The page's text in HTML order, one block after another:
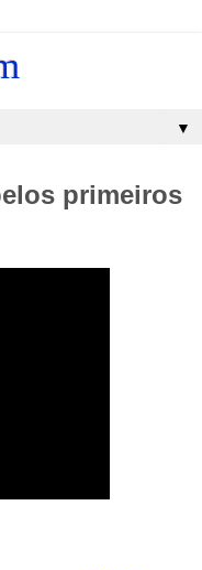
▼
primeiros